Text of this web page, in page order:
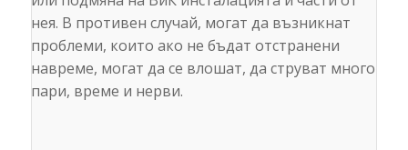
нея. В противен случай, могат да възникнат
проблеми, които ако не бъдат отстранени
навреме, могат да се влошат, да струват много
пари, време и нерви.